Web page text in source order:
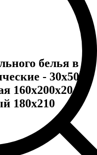
белья в
- 30х50 -
160х200х20 -
180х210